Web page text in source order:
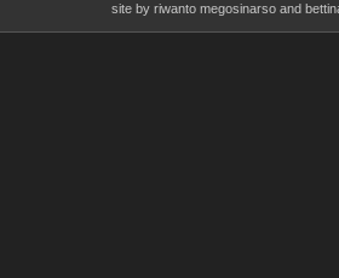
site by riwanto megosinarso and